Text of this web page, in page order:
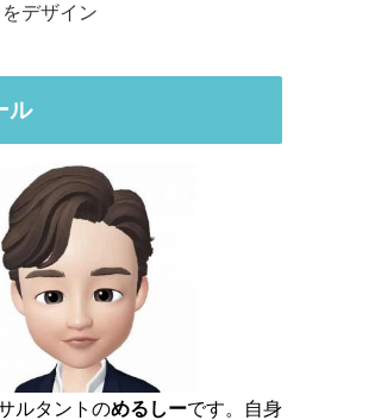
デザイン
ル
ルタントのめるしーです。自身